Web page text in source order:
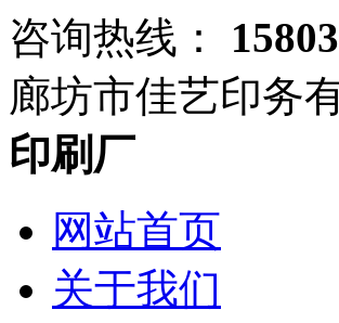
咨询热线：
廊坊市佳艺印务
印刷厂
网站首页
关于我们